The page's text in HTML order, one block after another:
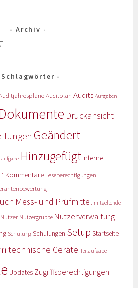
Archiv
Schlagwörter
Auditplan Audits Aufgaben
Dokumente Druckansicht
Geändert
Hinzugefügt Interne
Kommentare Leseberechtigungen
Mess- und Prüfmittel mitgeltende
Nutzer Nutzergruppe Nutzerverwaltung
Schulung Schulungen Setup Startseite
technische Geräte Teilaufgabe
Updates Zugriffsberechtigungen